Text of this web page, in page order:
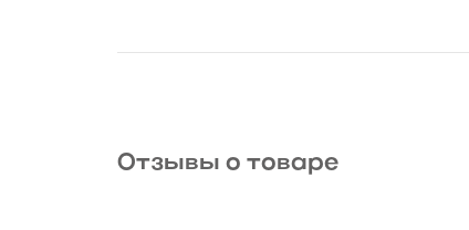
Отзывы о товаре